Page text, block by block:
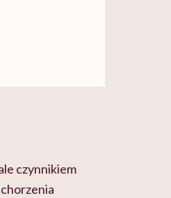
czynnikiem